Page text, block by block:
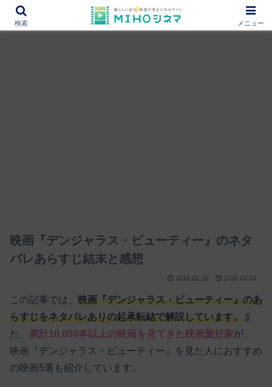
12000作品を紹介！あなたの映画図書館『MIHOシネマ』
映画『デンジャラス・ビューティー』のネタ
バレあらすじ結末と感想
2018.02.16 2026.03.03
この記事では、 映画『デンジャラス・ビューティー』のあ
らすじをネタバレありの起承転結で解説しています。 ま
た、
累計10,000本以上の映画を見てきた映画愛好家が、
映画『デンジャラス・ビューティー』を見た人におすすめ
の映画5選も紹介しています。
検索 メニュー